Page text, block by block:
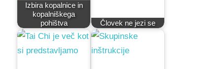
Izbira kopalnice in
kopalniškega
pohištva
Človek ne jezi se